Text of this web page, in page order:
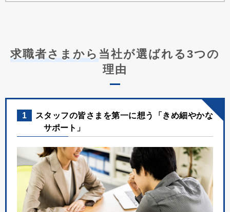
求職者さまから 当社が選ばれる3つの
理由
1
スタッフの皆さまを第一に想う「きめ細やかな
サポート」